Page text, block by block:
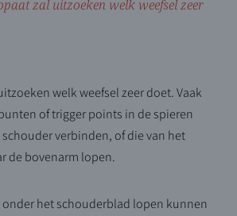
zal uitzoeken welk weefsel zeer
welk weefsel zeer doet. Vaak
of trigger points in de spieren
verbinden, of die van het
de bovenarm lopen.
onder het schouderblad lopen kunnen